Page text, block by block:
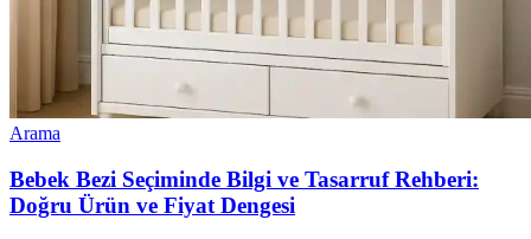
Arama
Bebek Bezi Seçiminde Bilgi ve Tasarruf Rehberi:
Doğru Ürün ve Fiyat Dengesi